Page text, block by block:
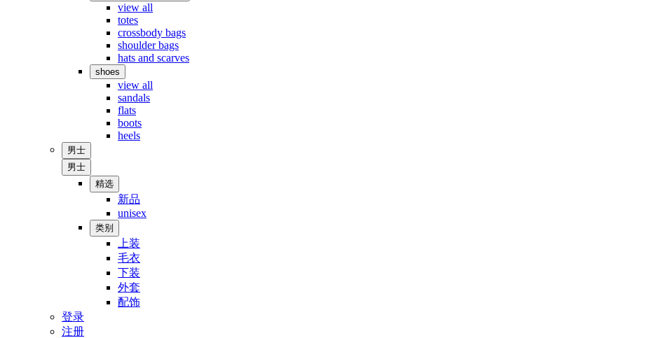
view all
totes
crossbody bags
shoulder bags
hats and scarves
shoes
view all
sandals
flats
boots
heels
男士
男士
精选
新品
unisex
类别
上装
毛衣
下装
外套
配饰
登录
注册